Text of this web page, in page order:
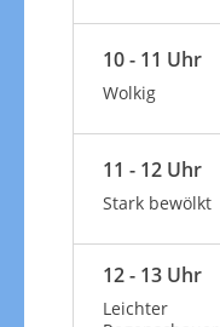
10 - 11 Uhr
Wolkig
11 - 12 Uhr
Stark bewölkt
12 - 13 Uhr
Leichter